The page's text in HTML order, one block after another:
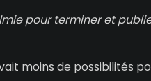
pour terminer et
moins de possibilités